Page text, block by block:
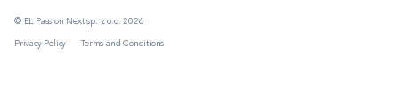
© EL Passion Next sp. z o.o. 2026
Privacy Policy Terms and Conditions